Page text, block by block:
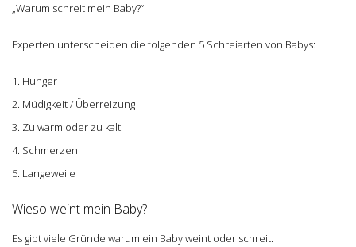
„Warum schreit mein Baby?“
Experten unterscheiden die folgenden 5 Schreiarten von Babys:
Hunger
Müdigkeit / Überreizung
Zu warm oder zu kalt
Schmerzen
Langeweile
Wieso weint mein Baby?
Es gibt viele Gründe warum ein Baby weint oder schreit.